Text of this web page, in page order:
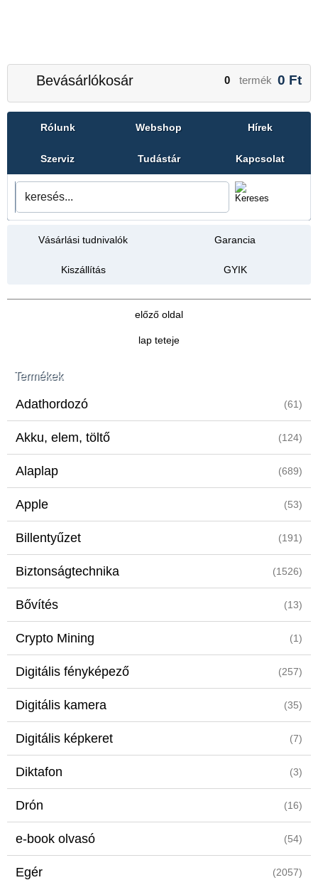
Bevásárlókosár 0 termék 0 Ft
Rólunk Webshop Hírek
Szerviz Tudástár Kapcsolat
Vásárlási tudnivalók Garancia
Kiszállítás GYIK
Termékek
Adathordozó (61)
Akku, elem, töltő (124)
Alaplap (689)
Apple (53)
Billentyűzet (191)
Biztonságtechnika (1526)
Bővítés (13)
Crypto Mining (1)
Digitális fényképező (257)
Digitális kamera (35)
Digitális képkeret (7)
Diktafon (3)
Drón (16)
e-book olvasó (54)
Egér (2057)
előző oldal
lap teteje